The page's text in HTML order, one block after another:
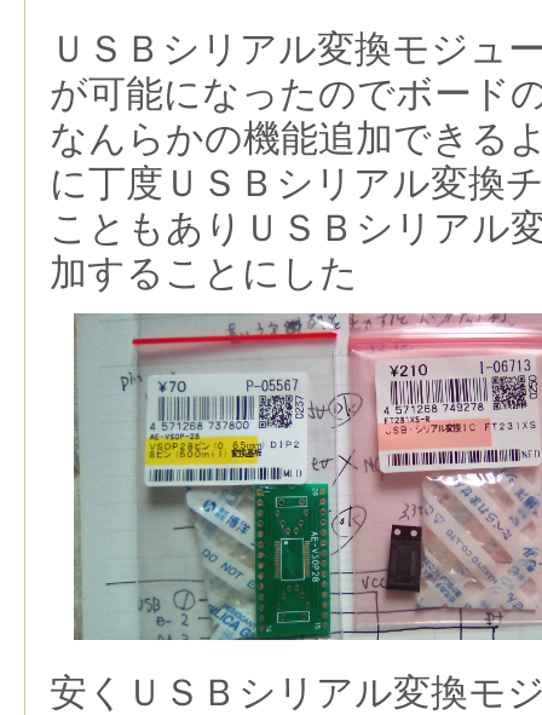
ＵＳＢシリアル変換モジュ
が可能になったのでボード
なんらかの機能追加できる
に丁度ＵＳＢシリアル変換
こともありＵＳＢシリアル
加することにした
安くＵＳＢシリアル変換モ